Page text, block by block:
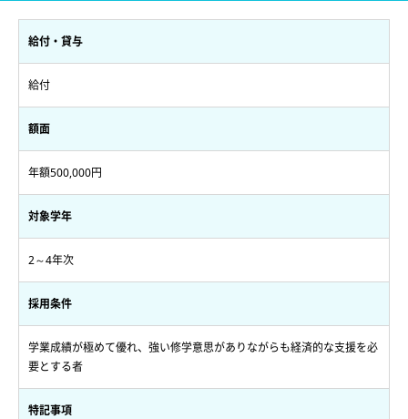
給付・貸与
給付
額面
年額500,000円
対象学年
2～4年次
採用条件
学業成績が極めて優れ、強い修学意思がありながらも経済的な支援を必
要とする者
特記事項